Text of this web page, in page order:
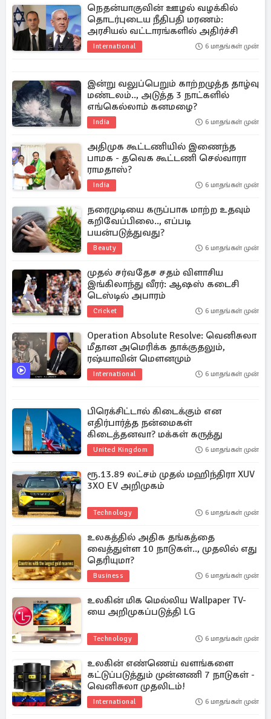
நெதன்யாகுவின் ஊழல் வழக்கில்
தொடர்புடைய நீதிபதி மரணம்:
அரசியல் வட்டாரங்களில் அதிர்ச்சி
International 6 மாதங்கள் முன்
இன்று வலுப்பெறும் காற்றழுத்த தாழ்வு
மண்டலம்.., அடுத்த 3 நாட்களில்
எங்கெல்லாம் கனமழை?
India 6 மாதங்கள் முன்
அதிமுக கூட்டணியில் இணைந்த
பாமக - தவெக கூட்டணி செல்வாரா
ராமதாஸ்?
India 6 மாதங்கள் முன்
நரைமுடியை கருப்பாக மாற்ற உதவும்
கறிவேப்பிலை.., எப்படி
பயன்படுத்துவது?
Beauty 6 மாதங்கள் முன்
முதல் சர்வதேச சதம் விளாசிய
இங்கிலாந்து வீரர்: ஆஷஸ் கடைசி
டெஸ்டில் அபாரம்
Cricket 6 மாதங்கள் முன்
Operation Absolute Resolve: வெனிசுலா
மீதான அமெரிக்க தாக்குதலும்,
ரஷ்யாவின் மௌனமும்
International 6 மாதங்கள் முன்
பிரெக்சிட்டால் கிடைக்கும் என
எதிர்பார்த்த நன்மைகள்
கிடைத்தனவா? மக்கள் கருத்து
United Kingdom 6 மாதங்கள் முன்
ரூ.13.89 லட்சம் முதல் மஹிந்திரா XUV
3XO EV அறிமுகம்
Technology 6 மாதங்கள் முன்
உலகத்தில் அதிக தங்கத்தை
வைத்துள்ள 10 நாடுகள்.., முதலில் எது
தெரியுமா?
Business 6 மாதங்கள் முன்
உலகின் மிக மெல்லிய Wallpaper TV-
யை அறிமுகப்படுத்தி LG
Technology 6 மாதங்கள் முன்
உலகின் எண்ணெய் வளங்களை
கட்டுப்படுத்தும் முன்னணி 7 நாடுகள் -
வெனிசுலா முதலிடம்!
International 6 மாதங்கள் முன்